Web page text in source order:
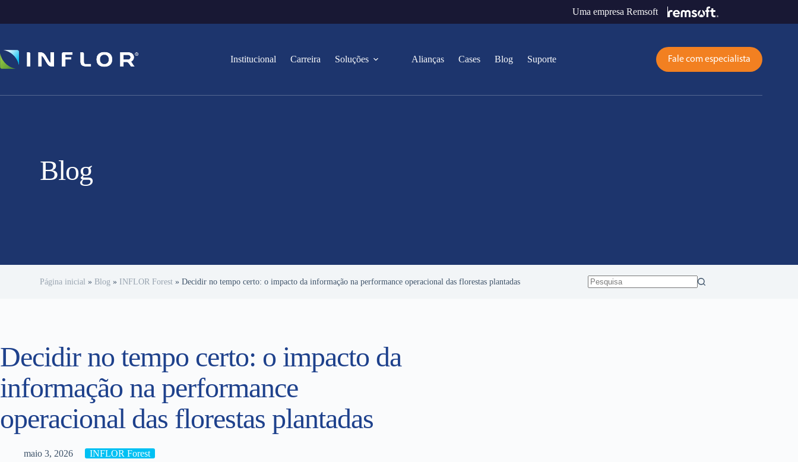
Uma empresa Remsoft
Institucional Carreira Soluções Alianças Cases Blog Suporte Fale com especialista
Blog
Página inicial » Blog » INFLOR Forest »Decidir no tempo certo: o impacto da informação na performance operacional das florestas plantadas
Decidir no tempo certo: o impacto da
informação na performance
operacional das florestas plantadas
maio 3, 2026 INFLOR Forest